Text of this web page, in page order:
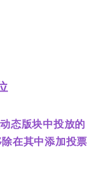
态版块中投放的
在其中添加投票